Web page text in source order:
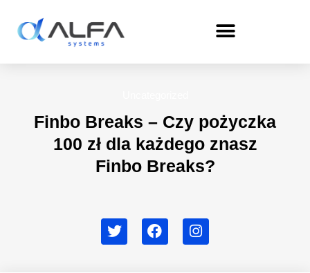
content
Finbo Breaks – Czy pożyczka
100 zł dla każdego znasz
Finbo Breaks?
T
w
F
a
I
n